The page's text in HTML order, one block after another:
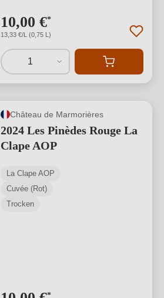
10,00 €*
13,33 €/L (0,75 L)
1
Château de Marmorières
2024 Les Pinèdes Rouge La
Clape AOP
La Clape AOP
Cuvée (Rot)
Trocken
*